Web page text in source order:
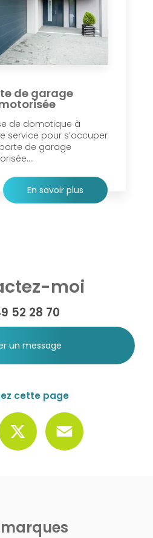
de garage
de domotique à
service pour s’occuper
de garage
En savoir plus
moi
52 28 70
un message
cette page